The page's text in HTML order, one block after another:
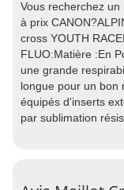
Vous recherchez
à prix
cross YOUTH
FLUO:Matière :En
une grande
longue pour un bon
équipés d'inserts
par sublimation